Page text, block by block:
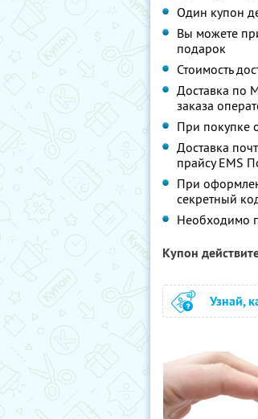
Один купон
Вы можете
подарок
Стоимость
Доставка по
заказа
При покупке
Доставка
прайсу EMS
При
секретный
Необходимо
Купон
Узнай,